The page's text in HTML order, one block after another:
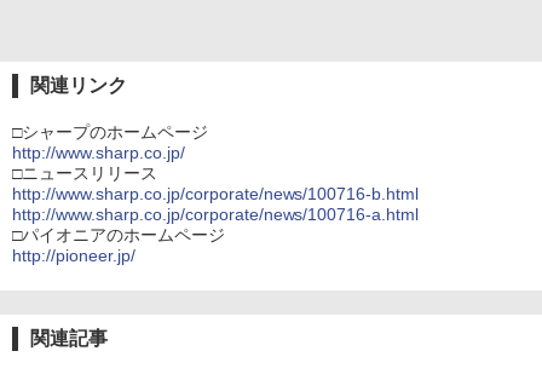
関連リンク
□シャープのホームページ
http://www.sharp.co.jp/
□ニュースリリース
http://www.sharp.co.jp/corporate/news/100716-b.html
http://www.sharp.co.jp/corporate/news/100716-a.html
□パイオニアのホームページ
http://pioneer.jp/
関連記事